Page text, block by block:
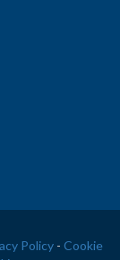
Policy- Cookie